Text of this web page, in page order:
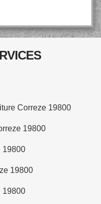
Correze 19800
19800
19800
19800
19800